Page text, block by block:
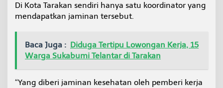
s
e
t
a
:
Y
Di Kota Tarakan sendiri hanya satu koordinator yang
mendapatkan jaminan tersebut.
Baca Juga : Diduga Tertipu Lowongan Kerja, 15
Warga Sukabumi Telantar di Tarakan
“Yang diberi jaminan kesehatan oleh pemberi kerja